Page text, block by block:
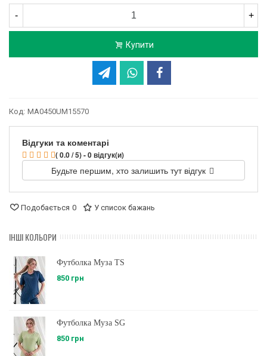
- +
Купити
Код: MA0450UM15570
Відгуки та коментарі
( 0.0 / 5) - 0 відгук(и)
Будьте першим, хто залишить тут відгук
Подобається 0 У список бажань
ІНШІ КОЛЬОРИ
Футболка Муза TS
850 грн
Футболка Муза SG
850 грн